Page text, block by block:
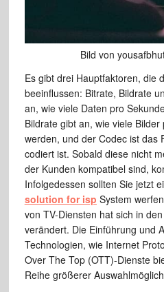
Bild von
Es gibt drei Hauptfaktoren, die
beeinflussen: Bitrate, Bildrate
an, wie viele Daten pro
Bildrate gibt an, wie viele
werden, und der Codec ist das
codiert ist. Sobald diese nicht
der Kunden kompatibel sind,
Infolgedessen sollten Sie jetzt
solution for isp System
von TV-Diensten hat sich in
verändert. Die Einführung und
Technologien, wie Internet
Over The Top (OTT)-Dienste
Reihe größerer